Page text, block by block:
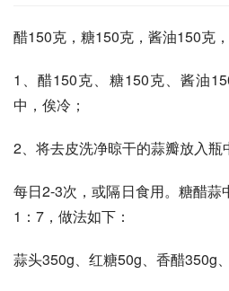
醋150克，糖150克，酱油150克
1、醋150克、糖150克、酱油
中，俟冷；
2、将去皮洗净晾干的蒜瓣放入瓶
每日2-3次，或隔日食用。糖醋蒜
1：7，做法如下：
蒜头350g、红糖50g、香醋350g